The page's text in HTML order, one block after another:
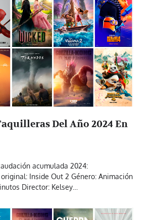
Del Año 2024 En
acumulada 2024:
original: Inside Out 2 Género: Animación
Director: Kelsey…